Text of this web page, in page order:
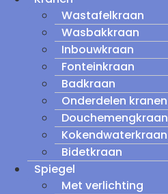
Wastafelkraan
Wasbakkraan
Inbouwkraan
Fonteinkraan
Badkraan
Onderdelen kranen
Douchemengkraan
Kokendwaterkraan
Bidetkraan
Spiegel
Met verlichting